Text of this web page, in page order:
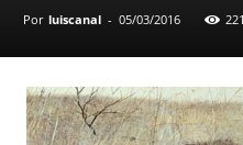
Por luiscanal - 05/03/2016